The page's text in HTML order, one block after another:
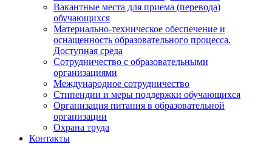
Вакантные места для приема (перевода)
обучающихся
Материально-техническое обеспечение и
оснащенность образовательного процесса.
Доступная среда
Сотрудничество с образовательными
организациями
Международное сотрудничество
Стипендии и меры поддержки обучающихся
Организация питания в образовательной
организации
Охрана труда
Контакты